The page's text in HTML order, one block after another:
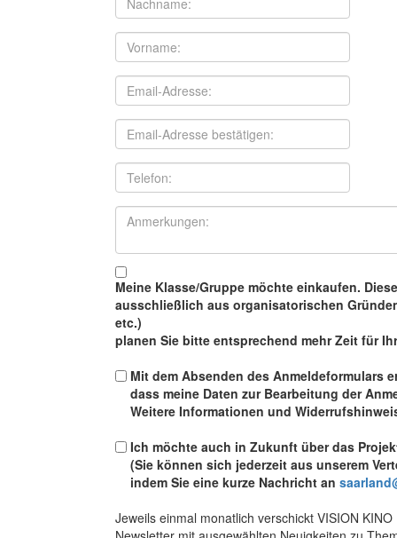
Meine Klasse/Gruppe möchte einkaufen.
ausschließlich aus organisatorischen
etc.)
planen Sie bitte entsprechend mehr Zeit für
Mit dem Absenden des Anmeldeformulars
dass meine Daten zur Bearbeitung der
Weitere Informationen und
Ich möchte auch in Zukunft über das
(Sie können sich jederzeit aus unserem
indem Sie eine kurze Nachricht an
Jeweils einmal monatlich verschickt VISION